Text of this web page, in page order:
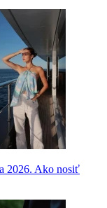
2026. Ako nosiť